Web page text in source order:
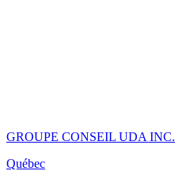
GROUPE CONSEIL UDA INC.
Québec